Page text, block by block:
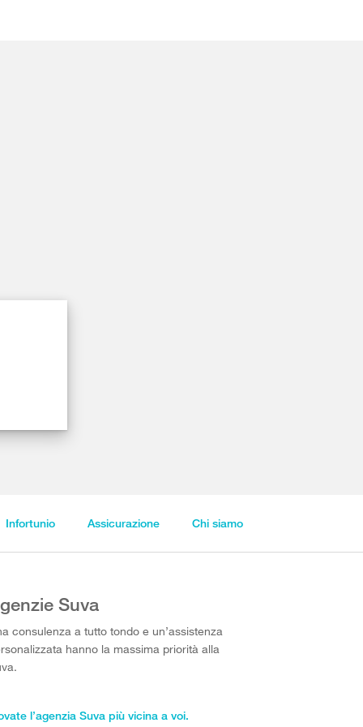
Infortunio Assicurazione Chi siamo
Suva
consulenza a tutto tondo e un’assistenza
hanno la massima priorità alla
l’agenzia Suva più vicina a voi.